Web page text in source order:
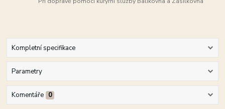
Kompletní specifikace
Parametry
Komentáře 0